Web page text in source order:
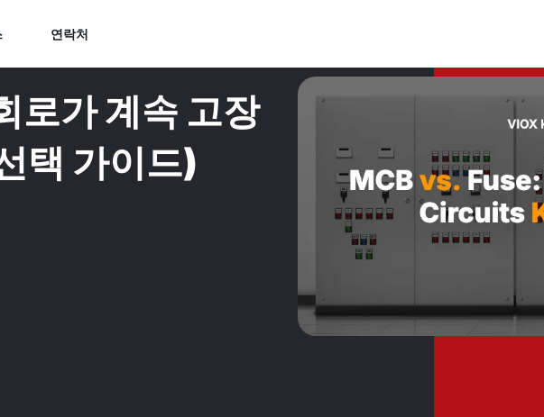
연락처
로가 계속 고장
택 가이드)